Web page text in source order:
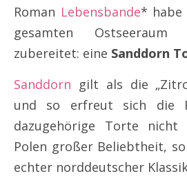
Roman Lebensbande* habe
gesamten Ostseeraum
zubereitet: eine Sanddorn
Sanddorn gilt als die
und so erfreut sich die
dazugehörige Torte
Polen großer Beliebtheit,
echter norddeutscher